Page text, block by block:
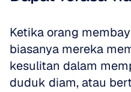
Ketika orang
biasanya mereka
kesulitan dalam
duduk diam, atau